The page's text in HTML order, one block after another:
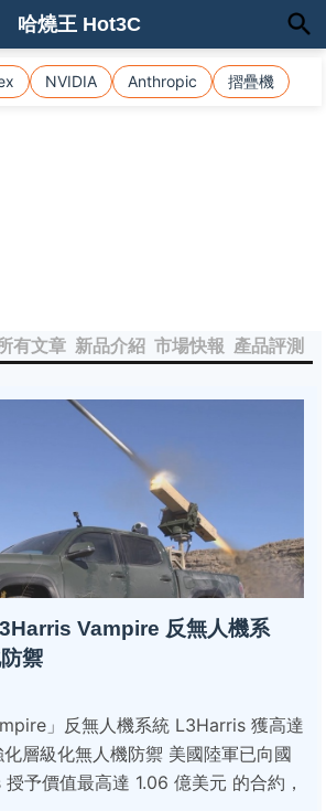
NVIDIA Anthropic 摺疊機
哈燒王 Hot3C
有文章 新品介紹 市場快報 產品評測
Vampire 反無人機系
禦
」反無人機系統 L3Harris 獲高達
層級化無人機防禦 美國陸軍已向國
予價值最高達 1.06 億美元 的合約，